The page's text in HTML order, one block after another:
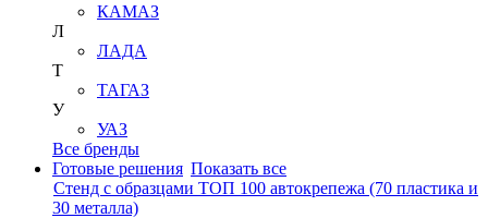
КАМАЗ
Л
ЛАДА
Т
ТАГАЗ
У
УАЗ
Все бренды
Готовые решения Показать все
Стенд с образцами ТОП 100 автокрепежа (70 пластика и
30 металла)